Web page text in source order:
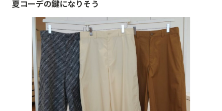
夏コーデの鍵になりそう